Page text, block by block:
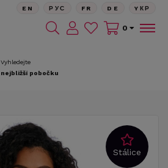
Vyhledejte
nejbližší pobočku
EN РУС FR DE YКР
0
Stálice